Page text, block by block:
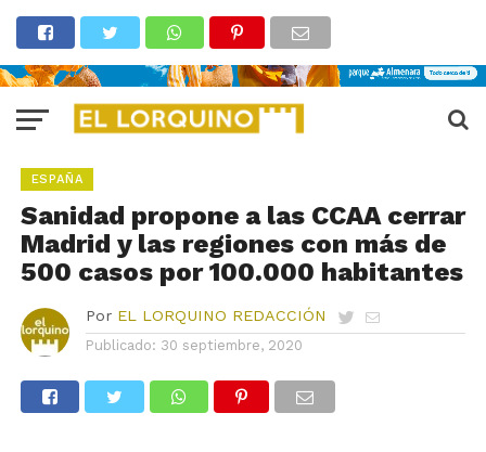
ESPAÑA
Sanidad propone a las CCAA cerrar
Madrid y las regiones con más de
500 casos por 100.000 habitantes
Por EL LORQUINO REDACCIÓN
Publicado: 30 septiembre, 2020